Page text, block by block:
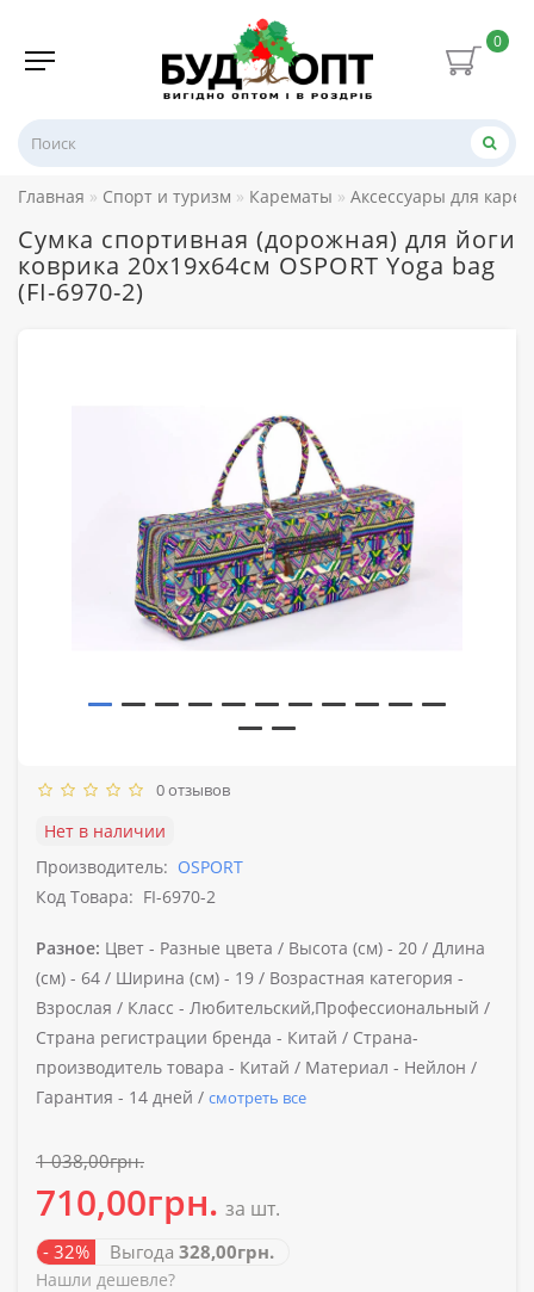
0
Главная Спорт и туризм Карематы Аксессуары для
Сумка спортивная (дорожная) для йоги
коврика 20х19х64см OSPORT Yoga bag
(FI-6970-2)
0 отзывов
Нет в наличии
Производитель: OSPORT
Код Товара: FI-6970-2
Разное: Цвет - Разные цвета / Высота (см) - 20 / Длина
(см) - 64 / Ширина (см) - 19 / Возрастная категория -
Взрослая / Класс - Любительский,Профессиональный /
Страна регистрации бренда - Китай / Страна-
производитель товара - Китай / Материал - Нейлон /
Гарантия - 14 дней / смотреть все
1 038,00грн.
710,00грн. за шт.
- 32% Выгода 328,00грн.
Нашли дешевле?